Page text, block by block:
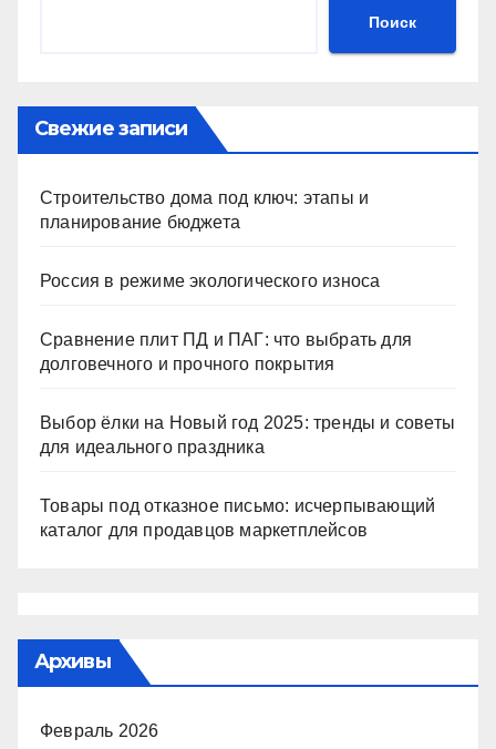
Поиск
Свежие записи
Строительство дома под ключ: этапы и
планирование бюджета
Россия в режиме экологического износа
Сравнение плит ПД и ПАГ: что выбрать для
долговечного и прочного покрытия
Выбор ёлки на Новый год 2025: тренды и советы
для идеального праздника
Товары под отказное письмо: исчерпывающий
каталог для продавцов маркетплейсов
Архивы
Февраль 2026